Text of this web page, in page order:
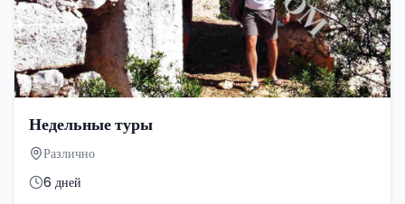
Недельные туры
Различно
6 дней